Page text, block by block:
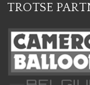
TROTSE